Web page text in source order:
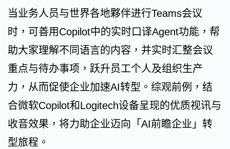
当业务人员与世界各地夥伴进行Teams会议
时，可善用Copilot中的实时口译Agent功能，帮
助大家理解不同语言的内容，并实时汇整会议
重点与待办事项，跃升员工个人及组织生产
力，从而促使企业加速AI转型。综观前例，结
合微软Copilot和Logitech设备呈现的优质视讯与
收音效果，将力助企业迈向「AI前瞻企业」转
型旅程。